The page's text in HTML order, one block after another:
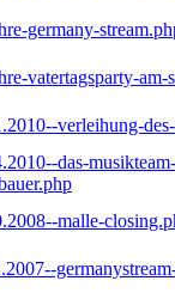
germany-
vatertagsparty-
verleihung-
das-
malle-